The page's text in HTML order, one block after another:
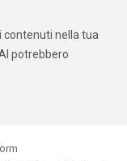
contenuti nella tua
potrebbero